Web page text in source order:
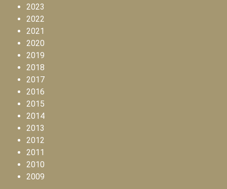
2023
2022
2021
2020
2019
2018
2017
2016
2015
2014
2013
2012
2011
2010
2009